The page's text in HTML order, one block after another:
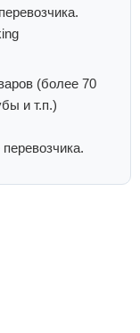
(более 70
и т.п.)